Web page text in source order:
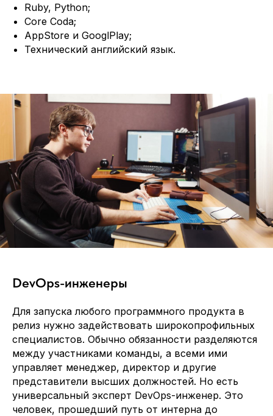
Ruby, Python;
Core Coda;
AppStore и GooglPlay;
Технический английский язык.
DevOps-инженеры
Для запуска любого программного продукта в
релиз нужно задействовать широкопрофильных
специалистов. Обычно обязанности разделяются
между участниками команды, а всеми ими
управляет менеджер, директор и другие
представители высших должностей. Но есть
универсальный эксперт DevOps-инженер. Это
человек, прошедший путь от интерна до
Компания
Какие специалисты требуются
Отправить заявку
Заполняя данную форму, вы даете
Согласие на обработку Персональных
данных
Расскажите кто вам требуется и мы
направим наших кандидатов в течение
24 часов
+7 (499)3468461
info@itvolna.tech